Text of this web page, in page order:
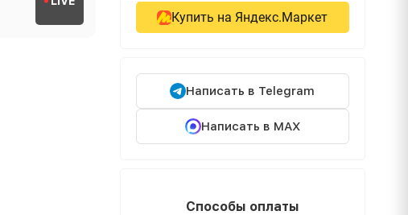
Купить на Яндекс.Маркет
Написать в Telegram
Написать в MAX
Способы оплаты